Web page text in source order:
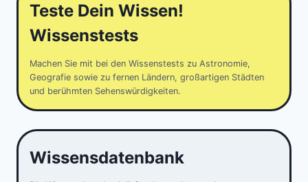
Teste Dein Wissen!
Wissenstests
Machen Sie mit bei den Wissenstests zu Astronomie,
Geografie sowie zu fernen Ländern, großartigen Städten
und berühmten Sehenswürdigkeiten.
Wissensdatenbank